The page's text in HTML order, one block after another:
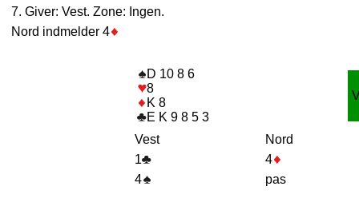
7. Giver: Vest. Zone: Ingen.
Nord indmelder 4
D 10 8 6
8
K 8
E K 9 8 5 3
Vest
Nord
1
4
4
pas